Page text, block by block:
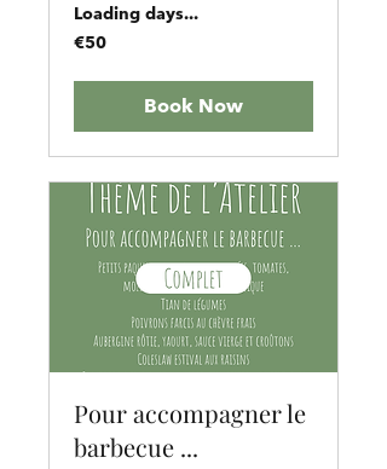
Loading days...
50
euros
€50
Book Now
Pour accompagner le
barbecue ...